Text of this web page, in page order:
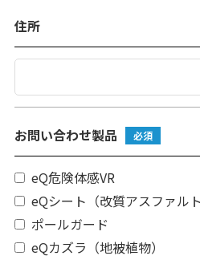
住所
お問い合わせ製品 必須
eQ危険体感VR
eQシート（改質アスファル
ポールガード
eQカズラ（地被植物）